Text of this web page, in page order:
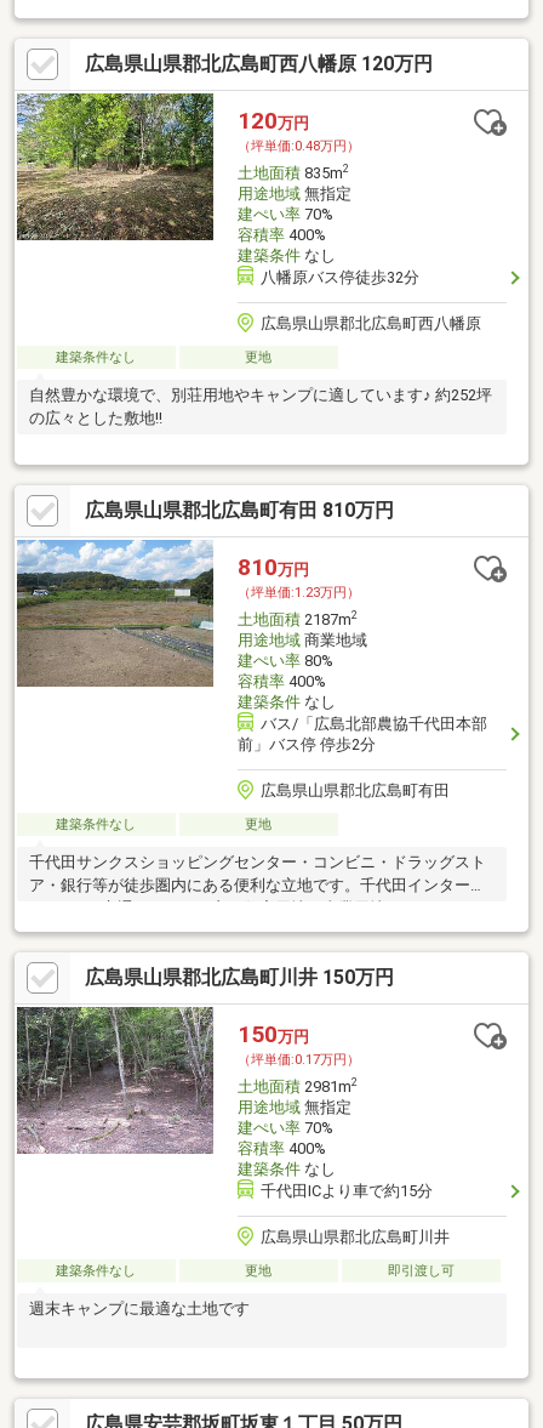
広島県山県郡北広島町西八幡原 120万円
120万円
（坪単価:0.48万円）
土地面積835m2
用途地域無指定
建ぺい率70%
容積率400%
建築条件なし
八幡原バス停徒歩32分
広島県山県郡北広島町西八幡原
建築条件なし 更地
自然豊かな環境で、別荘用地やキャンプに適しています♪ 約252坪
の広々とした敷地!!
広島県山県郡北広島町有田 810万円
810万円
（坪単価:1.23万円）
土地面積2187m2
用途地域商業地域
建ぺい率80%
容積率400%
建築条件なし
バス/「広島北部農協千代田本部
前」バス停 停歩2分
広島県山県郡北広島町有田
建築条件なし 更地
千代田サンクスショッピングセンター・コンビニ・ドラッグスト
ア・銀行等が徒歩圏内にある便利な立地です。千代田インターま
最適です。
広島県山県郡北広島町川井 150万円
150万円
（坪単価:0.17万円）
土地面積2981m2
用途地域無指定
建ぺい率70%
容積率400%
建築条件なし
千代田ICより車で約15分
広島県山県郡北広島町川井
建築条件なし 更地 即引渡し可
週末キャンプに最適な土地です